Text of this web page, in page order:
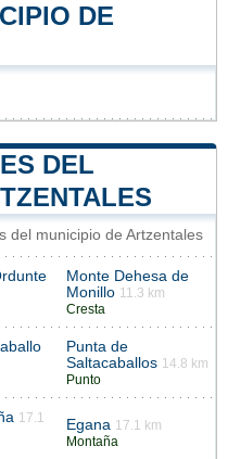
DE
DEL
del municipio de Artzentales
Monte Dehesa de
Monillo 11.3 km
Cresta
Punta de
Saltacaballos 14.8 km
Punto
17.1
Egana 17.1 km
Montaña